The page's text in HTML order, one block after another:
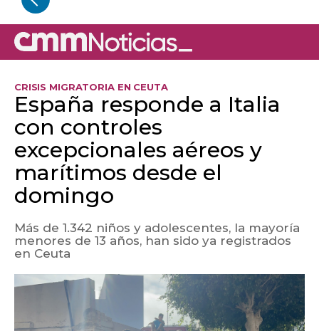
CRISIS MIGRATORIA EN CEUTA
España responde a Italia
con controles
excepcionales aéreos y
marítimos desde el
domingo
Más de 1.342 niños y adolescentes, la mayoría
menores de 13 años, han sido ya registrados
en Ceuta